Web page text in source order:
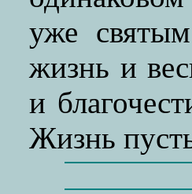
уже
жизнь и
и
Жизнь